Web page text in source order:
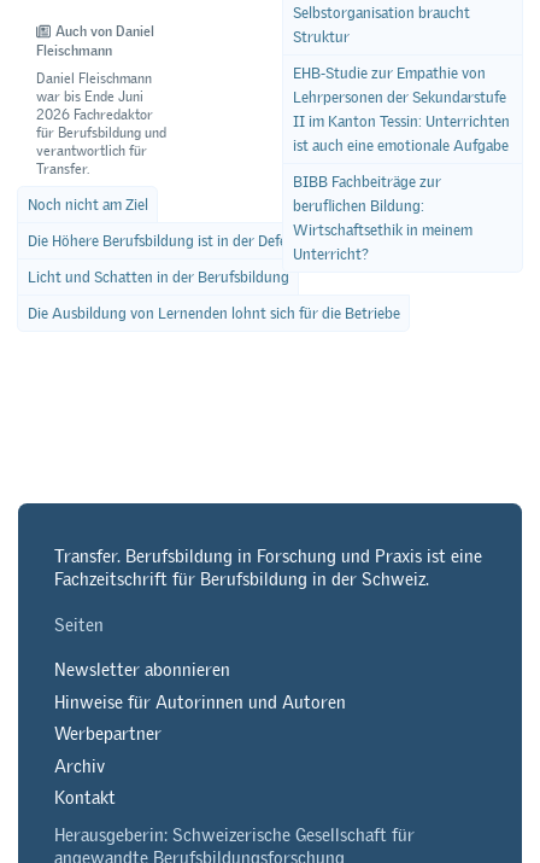
Auch von Daniel
Fleischmann
Daniel Fleischmann
war bis Ende Juni
2026 Fachredaktor
für Berufsbildung und
verantwortlich für
Transfer.
Noch nicht am Ziel
Die Höhere Berufsbildung ist in der Defensive
Licht und Schatten in der Berufsbildung
Die Ausbildung von Lernenden lohnt sich für die Betriebe
Selbstorganisation braucht
Struktur
EHB-Studie zur Empathie von
Lehrpersonen der Sekundarstufe
II im Kanton Tessin: Unterrichten
ist auch eine emotionale Aufgabe
BIBB Fachbeiträge zur
beruflichen Bildung:
Wirtschaftsethik in meinem
Unterricht?
Transfer. Berufsbildung in Forschung und Praxis ist eine
Fachzeitschrift für Berufsbildung in der Schweiz.
Seiten
Newsletter abonnieren
Hinweise für Autorinnen und Autoren
Werbepartner
Archiv
Kontakt
Herausgeberin: Schweizerische Gesellschaft für
angewandte Berufsbildungsforschung